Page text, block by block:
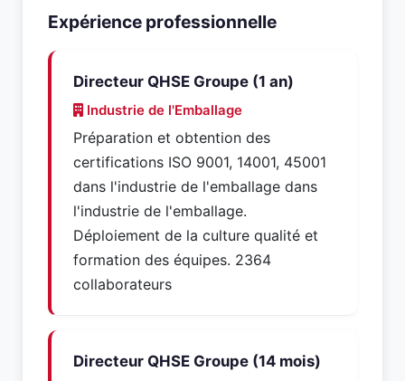
Expérience professionnelle
Directeur QHSE Groupe (1 an)
Industrie de l'Emballage
Préparation et obtention des
certifications ISO 9001, 14001, 45001
dans l'industrie de l'emballage dans
l'industrie de l'emballage.
Déploiement de la culture qualité et
formation des équipes. 2364
collaborateurs
Directeur QHSE Groupe (14 mois)